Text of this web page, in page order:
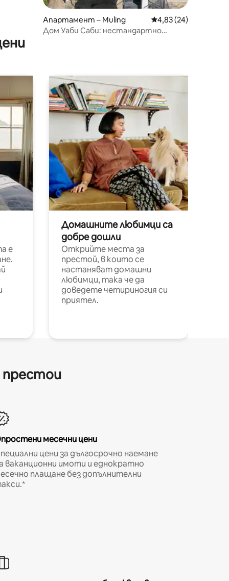
Апартамент – Muling Средна оценка:
4,83 (24)
Дом Уаби Саби: нестандартно
е
Домашните любимци са
добре дошли
Открийте места за
престой, в които се
настаняват домашни
любимци, така че да
доведете четириногия си
приятел.
престои
месечни цени
цени за дългосрочно наемане
ваканционни имоти и еднократно
плащане без допълнителни